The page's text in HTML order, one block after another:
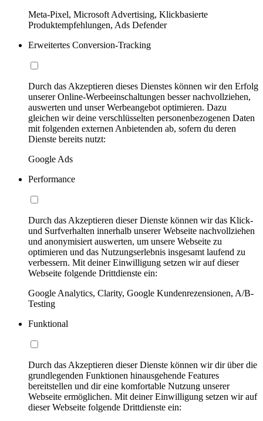
Meta-Pixel, Microsoft Advertising, Klickbasierte
Produktempfehlungen, Ads Defender
Erweitertes Conversion-Tracking
Durch das Akzeptieren dieses Dienstes können wir den Erfolg
unserer Online-Werbeeinschaltungen besser nachvollziehen,
auswerten und unser Werbeangebot optimieren. Dazu
gleichen wir deine verschlüsselten personenbezogenen Daten
mit folgenden externen Anbietenden ab, sofern du deren
Dienste bereits nutzt:
Google Ads
Performance
Durch das Akzeptieren dieser Dienste können wir das Klick-
und Surfverhalten innerhalb unserer Webseite nachvollziehen
und anonymisiert auswerten, um unsere Webseite zu
optimieren und das Nutzungserlebnis insgesamt laufend zu
verbessern. Mit deiner Einwilligung setzen wir auf dieser
Webseite folgende Drittdienste ein:
Google Analytics, Clarity, Google Kundenrezensionen, A/B-
Testing
Funktional
Durch das Akzeptieren dieser Dienste können wir dir über die
grundlegenden Funktionen hinausgehende Features
bereitstellen und dir eine komfortable Nutzung unserer
Webseite ermöglichen. Mit deiner Einwilligung setzen wir auf
dieser Webseite folgende Drittdienste ein: